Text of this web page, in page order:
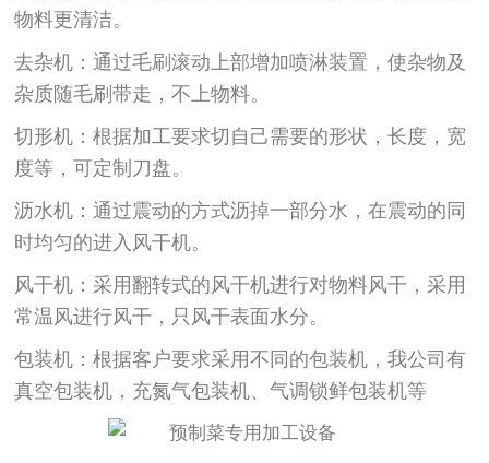
物料更清洁。
去杂机：通过毛刷滚动上部增加喷淋装置，使杂物及
杂质随毛刷带走，不上物料。
切形机：根据加工要求切自己需要的形状，长度，宽
度等，可定制刀盘。
沥水机：通过震动的方式沥掉一部分水，在震动的同
时均匀的进入风干机。
风干机：采用翻转式的风干机进行对物料风干，采用
常温风进行风干，只风干表面水分。
包装机：根据客户要求采用不同的包装机，我公司有
真空包装机，充氮气包装机、气调锁鲜包装机等